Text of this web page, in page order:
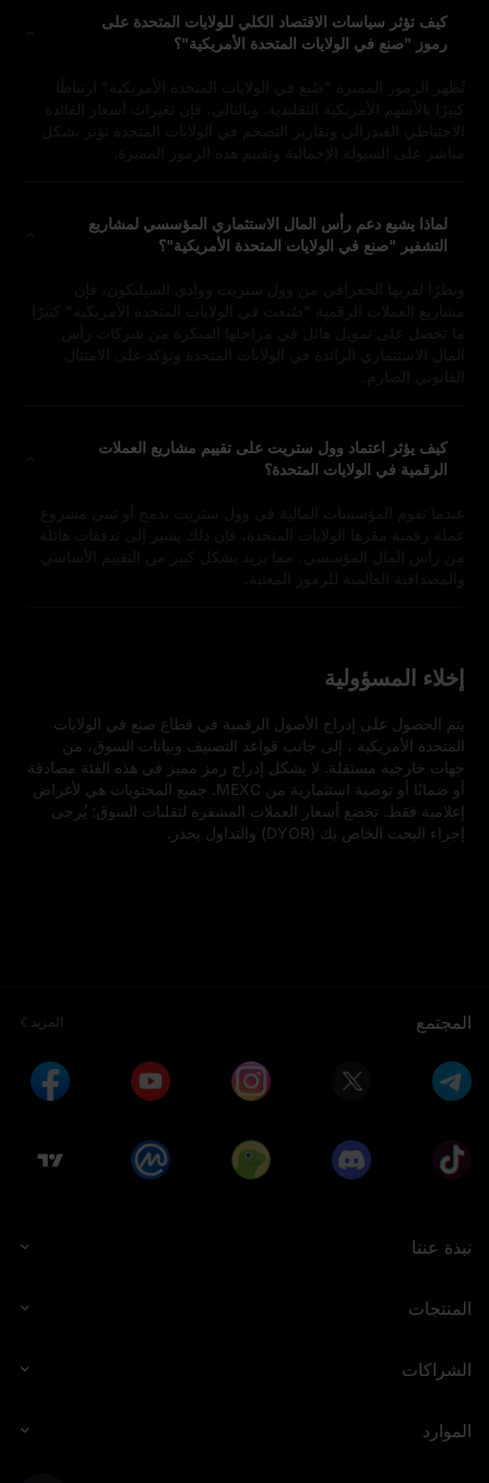
كيف تؤثر سياسات الاقتصاد الكلي للولايات المتحدة على
رموز "صنع في الولايات المتحدة الأمريكية"؟
تُظهر الرموز المميزة "صُنع في الولايات المتحدة الأمريكية" ارتباطًا
كبيرًا بالأسهم الأمريكية التقليدية. وبالتالي، فإن تغيرات أسعار الفائدة
الاحتياطي الفيدرالي وتقارير التضخم في الولايات المتحدة تؤثر بشكل
مباشر على السيولة الإجمالية وتقييم هذه الرموز المميزة.
لماذا يشيع دعم رأس المال الاستثماري المؤسسي لمشاريع
التشفير "صنع في الولايات المتحدة الأمريكية"؟
ونظرًا لقربها الجغرافي من وول ستريت ووادي السيليكون، فإن
مشاريع العملات الرقمية "صُنعت في الولايات المتحدة الأمريكية" كثيرًا
ما تحصل على تمويل هائل في مراحلها المبكرة من شركات رأس
المال الاستثماري الرائدة في الولايات المتحدة وتؤكد على الامتثال
القانوني الصارم.
كيف يؤثر اعتماد وول ستريت على تقييم مشاريع العملات
الرقمية في الولايات المتحدة؟
عندما تقوم المؤسسات المالية في وول ستريت بدمج أو تبني مشروع
عملة رقمية مقرها الولايات المتحدة، فإن ذلك يشير إلى تدفقات هائلة
من رأس المال المؤسسي، مما يزيد بشكل كبير من التقييم الأساسي
والمصداقية العالمية للرموز المعنية.
إخلاء المسؤولية
إجراء البحث الخاص بك (DYOR) والتداول بحذر.
المجتمع المزيد
نبذة عننا
المنتجات
الشراكات
الموارد